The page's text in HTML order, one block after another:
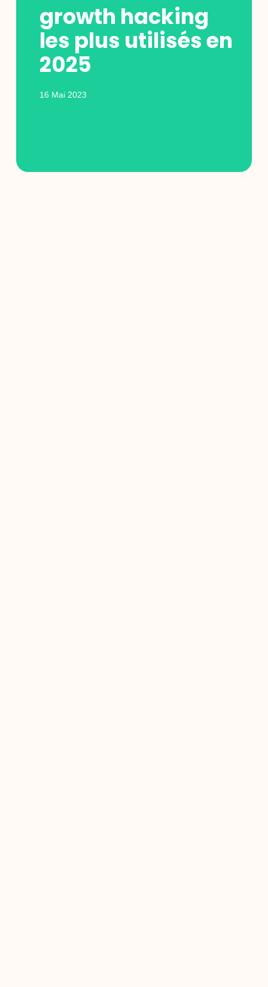
growth hacking
les plus utilisés en
2025
16 Mai 2023